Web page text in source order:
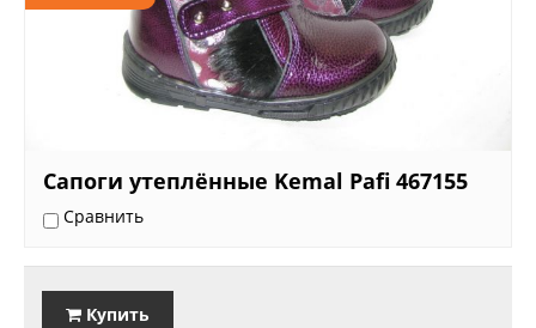
Сапоги утеплённые Kemal Pafi 467155
Сравнить
Купить